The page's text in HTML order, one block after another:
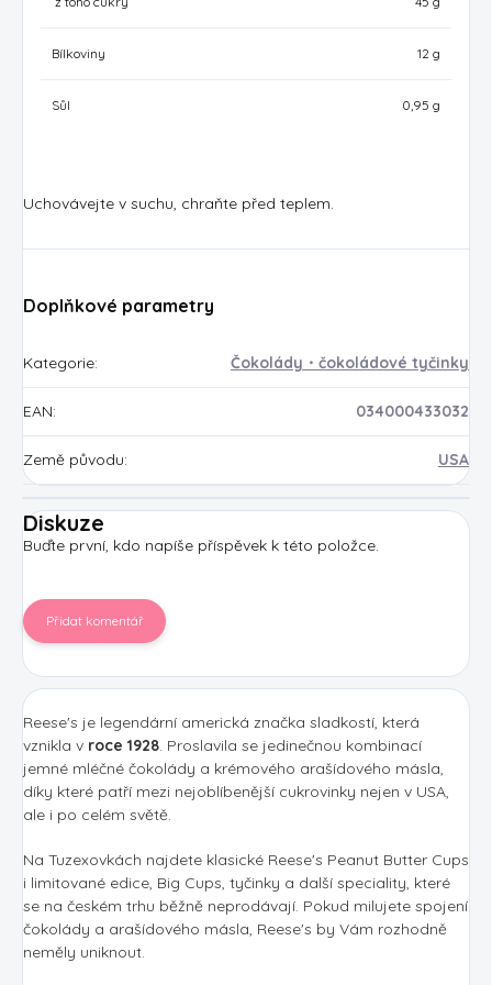
Bílkoviny 12 g
Sůl 0,95 g
Uchovávejte v suchu, chraňte před teplem.
Doplňkové parametry
Kategorie: Čokolády・čokoládové tyčinky
EAN: 034000433032
Země původu: USA
Diskuze
Buďte první, kdo napíše příspěvek k této položce.
Přidat komentář
Reese's je legendární americká značka sladkostí, která
vznikla v roce 1928. Proslavila se jedinečnou kombinací
jemné mléčné čokolády a krémového arašídového másla,
díky které patří mezi nejoblíbenější cukrovinky nejen v USA,
ale i po celém světě.
Na Tuzexovkách najdete klasické Reese's Peanut Butter Cups
i limitované edice, Big Cups, tyčinky a další speciality, které
se na českém trhu běžně neprodávají. Pokud milujete spojení
čokolády a arašídového másla, Reese's by Vám rozhodně
neměly uniknout.